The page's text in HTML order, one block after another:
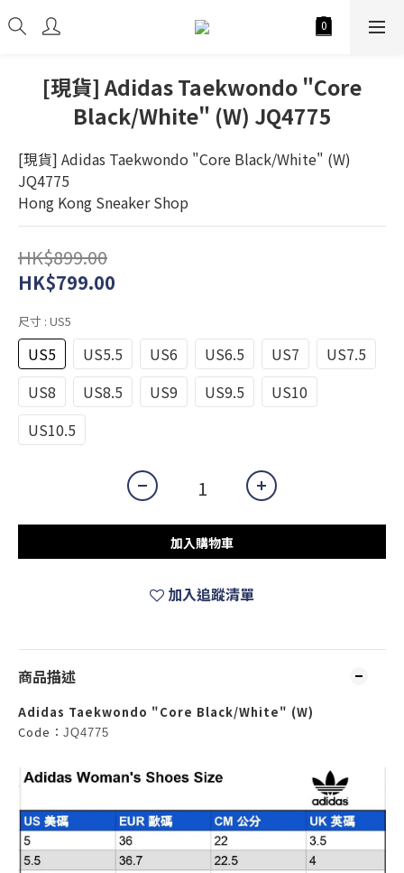
[現貨] Adidas Taekwondo "Core
Black/White" (W) JQ4775
[現貨] Adidas Taekwondo "Core Black/White" (W)
JQ4775
Hong Kong Sneaker Shop
HK$899.00
HK$799.00
尺寸 : US5
US5 US5.5 US6 US6.5 US7
US7.5
US8
US8.5 US9 US9.5
US10
US10.5
加入購物車
加入追蹤清單
商品描述
Adidas Taekwondo "Core Black/White" (W)
Code： JQ4775